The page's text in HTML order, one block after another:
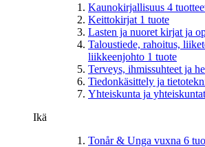
Kaunokirjallisuus 4
Keittokirjat 1 tuote
Lasten ja nuoret kirjat ja
Taloustiede, rahoitus,
liikkeenjohto 1 tuote
Terveys, ihmissuhteet ja
Tiedonkäsittely ja
Yhteiskunta ja
Ikä
Tonår & Unga vuxna 6